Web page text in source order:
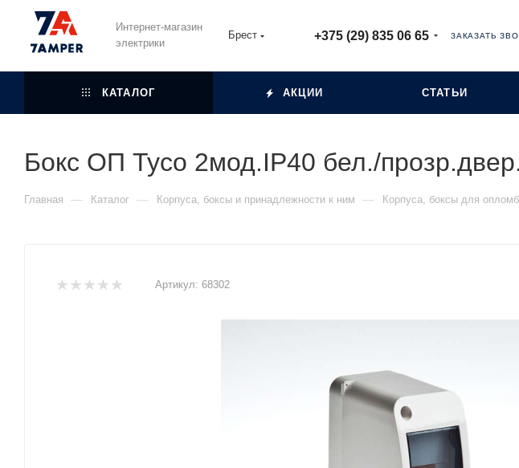
Интернет-магазин
электрики
Брест +375 (29) 835 06 65 ЗАКАЗАТЬ
КАТАЛОГ АКЦИИ СТАТЬИ
Бокс ОП Тусо 2мод.IP40 бел./
Главная — Каталог — Корпуса, боксы и принадлежности к ним — Корпуса, боксы для
Артикул: 68302